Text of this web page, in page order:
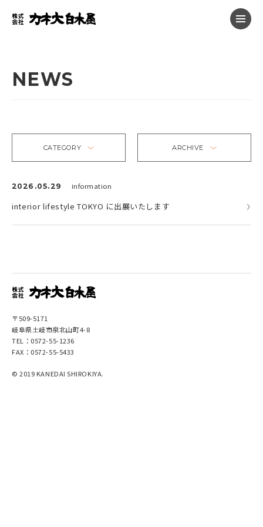
NEWS
CATEGORY ARCHIVE
2026.05.29 information
interior lifestyle TOKYO に出展いたします
〒509-5171
岐阜県土岐市泉北山町4-8
TEL：0572-55-1236
FAX：0572-55-5433
© 2019 KANEDAI SHIROKIYA.